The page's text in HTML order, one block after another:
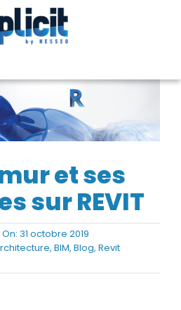
et ses
sur REVIT
31 octobre 2019
, BIM, Blog, Revit